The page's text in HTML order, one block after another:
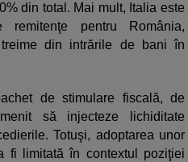
din total. Mai mult, Italia este
pentru România,
din intrările de bani în
de stimulare fiscală, de
să injecteze lichiditate
Totuşi, adoptarea unor
fi limitată în contextul poziţiei